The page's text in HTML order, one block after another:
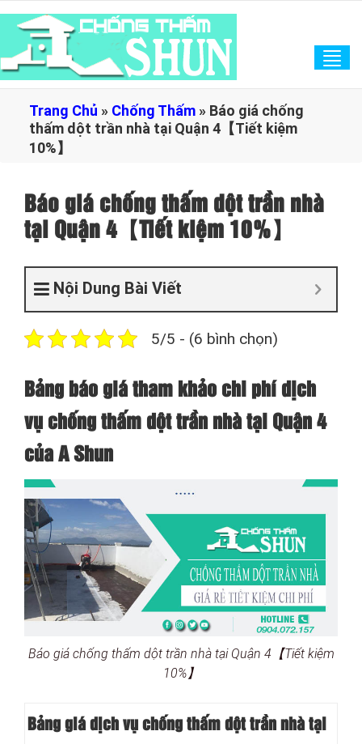
Trang Chủ » Chống Thấm » Báo giá chống
thấm dột trần nhà tại Quận 4【Tiết kiệm
10%】
Báo giá chống thấm dột trần nhà
tại Quận 4【Tiết kiệm 10%】
Nội Dung Bài Viết
5/5 - (6 bình chọn)
Bảng báo giá tham khảo chi phí dịch
vụ chống thấm dột trần nhà tại Quận 4
của A Shun
Báo giá chống thấm dột trần nhà tại Quận 4【Tiết kiệm
10%】
Bảng giá dịch vụ chống thấm dột trần nhà tại